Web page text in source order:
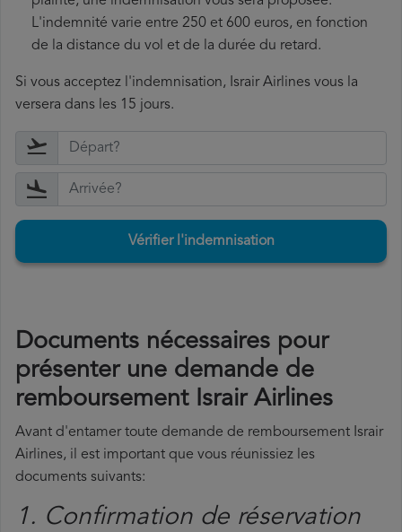
L'indemnité varie entre 250 et 600 euros, en fonction
de la distance du vol et de la durée du retard.
Si vous acceptez l'indemnisation, Israir Airlines vous la
versera dans les 15 jours.
Vérifier l'indemnisation
Documents nécessaires pour
présenter une demande de
remboursement Israir Airlines
Avant d'entamer toute demande de remboursement Israir
Airlines, il est important que vous réunissiez les
documents suivants:
1. Confirmation de réservation